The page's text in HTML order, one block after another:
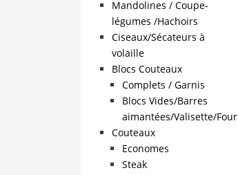
Mandolines / Coupe-
légumes /Hachoirs
Ciseaux/Sécateurs à
volaille
Blocs Couteaux
Complets / Garnis
Blocs Vides/Barres
aimantées/Valisette/
Couteaux
Economes
Steak